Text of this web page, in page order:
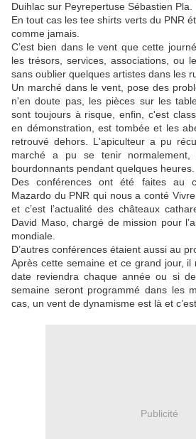
Duihlac sur Peyrepertuse Sébastien Pla.
En tout cas les tee shirts verts du PNR
comme jamais.
C’est bien dans le vent que cette
les trésors, services, associations, ou
sans oublier quelques artistes dans les
Un marché dans le vent, pose des
n'en doute pas, les pièces sur les
sont toujours à risque, enfin, c'est
en démonstration, est tombée et les
retrouvé dehors.
L'apiculteur a pu
marché a pu se tenir
bourdonnants pendant quelques heures.
Des conférences ont été faites au
Mazardo du PNR qui nous a conté
et c’est l’actualité des châteaux
David Maso, chargé de mission pour
mondiale.
D’autres conférences étaient aussi au
Après cette semaine et ce grand jour,
date reviendra chaque année ou si
semaine seront programmé dans les
cas, un vent de dynamisme est là et
Publicité